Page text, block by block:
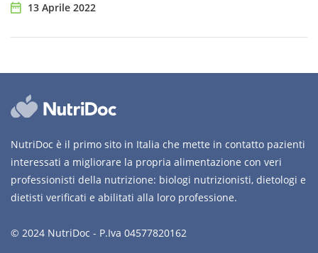
13 Aprile 2022
NutriDoc è il primo sito in Italia che mette in contatto pazienti
interessati a migliorare la propria alimentazione con veri
professionisti della nutrizione: biologi nutrizionisti, dietologi e
dietisti verificati e abilitati alla loro professione.
© 2024 NutriDoc - P.Iva 04577820162